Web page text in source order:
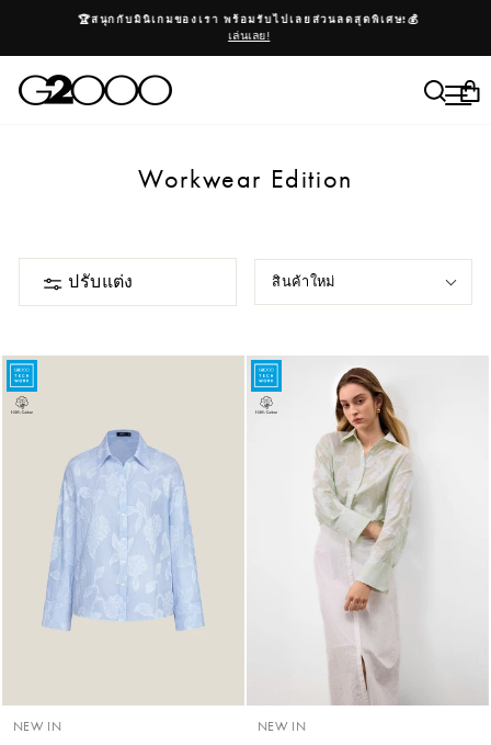
หยุดสไลด์โชว์
🏆สนุกกับมินิเกมของเรา พร้อมรับไปเลยส่วนลดสุดพิเศษ!💰
เล่นเลย!
ค้นห
เ
Workwear Edition
ปรับแต่ง สินค้าใหม่
NEW IN NEW IN